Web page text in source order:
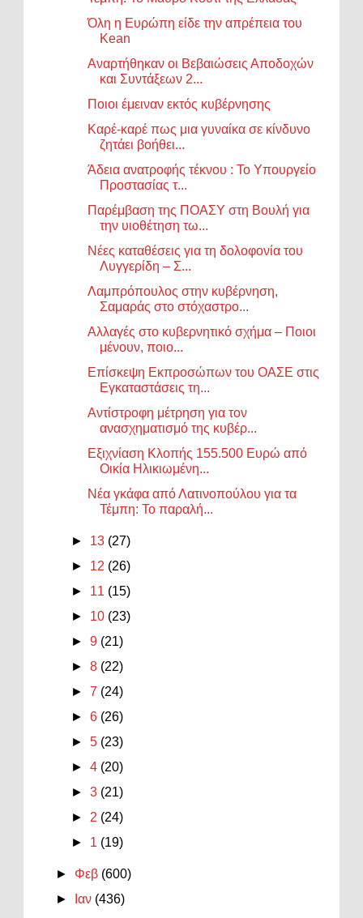
Όλη η Ευρώπη είδε την απρέπεια του
Kean
Αναρτήθηκαν οι Βεβαιώσεις Αποδοχών
και Συντάξεων 2...
Ποιοι έμειναν εκτός κυβέρνησης
Καρέ-καρέ πως μια γυναίκα σε κίνδυνο
ζητάει βοήθει...
Άδεια ανατροφής τέκνου : Το Υπουργείο
Προστασίας τ...
Παρέμβαση της ΠΟΑΣΥ στη Βουλή για
την υιοθέτηση τω...
Νέες καταθέσεις για τη δολοφονία του
Λυγγερίδη – Σ...
Λαμπρόπουλος στην κυβέρνηση,
Σαμαράς στο στόχαστρο...
Αλλαγές στο κυβερνητικό σχήμα – Ποιοι
μένουν, ποιο...
Επίσκεψη Εκπροσώπων του ΟΑΣΕ στις
Εγκαταστάσεις τη...
Αντίστροφη μέτρηση για τον
ανασχηματισμό της κυβέρ...
Εξιχνίαση Κλοπής 155.500 Ευρώ από
Οικία Ηλικιωμένη...
Νέα γκάφα από Λατινοπούλου για τα
Τέμπη: Το παραλή...
► 13 (27)
► 12 (26)
► 11 (15)
► 10 (23)
►9 (21)
►8 (22)
►7 (24)
►6 (26)
►5 (23)
►4 (20)
►3 (21)
► 2 (24)
► 1 (19)
► Φεβ (600)
►
Ιαν (436)